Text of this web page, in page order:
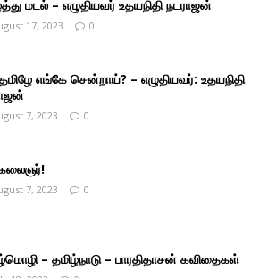
மடல் – எழுதியவர் உதயநிதி நடராஜன்
17, 2023 0
எங்கே சென்றாய்? – எழுதியவர்: உதயநிதி
7, 2023 0
7, 2023 0
– தமிழ்நாடு – பாரதிதாசன் கவிதைகள்